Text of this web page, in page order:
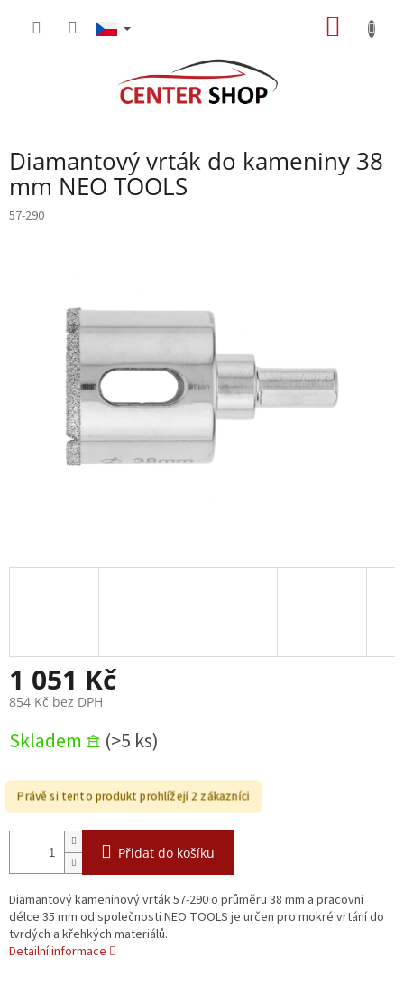
Diamantový vrták do kameniny 38
mm NEO TOOLS
57-290
1 051 Kč
854 Kč bez DPH
cena:
Skladem 𖠿 (>5 ks)
Právě si tento produkt prohlížejí 2 zákazníci
Přidat do košíku
Diamantový kameninový vrták 57-290 o průměru 38 mm a pracovní
délce 35 mm od společnosti NEO TOOLS je určen pro mokré vrtání do
tvrdých a křehkých materiálů.
Detailní informace